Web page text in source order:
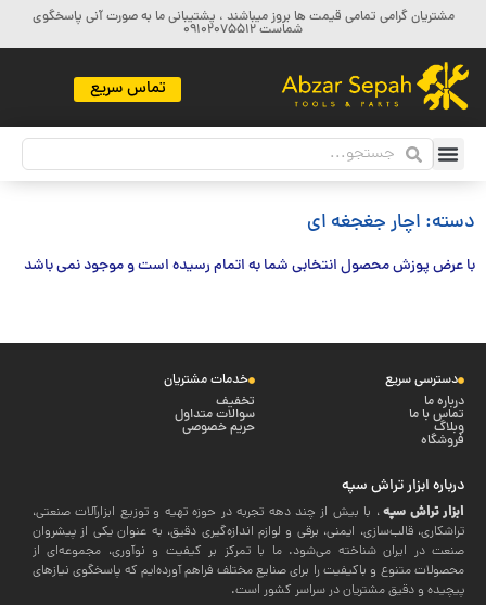
مشتریان گرامی تمامی قیمت ها بروز میباشند ، پشتیبانی ما به صورت آنی پاسخگوی
شماست 09102075512
تماس سریع
دسته: اچار جغجغه ای
با عرض پوزش محصول انتخابی شما به اتمام رسیده است و موجود نمی باشد
دسترسی سریع
درباره ما
تماس با ما
وبلاگ
فروشگاه
خدمات مشتریان
تخفیف
سوالات متداول
حریم خصوصی
درباره ابزار تراش سپه
ابزار تراش سپه، با بیش از چند دهه تجربه در حوزه تهیه و توزیع ابزارآلات صنعتی،
تراشکاری، قالب‌سازی، ایمنی، برقی و لوازم اندازه‌گیری دقیق، به عنوان یکی از پیشروان
صنعت در ایران شناخته می‌شود. ما با تمرکز بر کیفیت و نوآوری، مجموعه‌ای از
محصولات متنوع و باکیفیت را برای صنایع مختلف فراهم آورده‌ایم که پاسخگوی نیازهای
پیچیده و دقیق مشتریان در سراسر کشور است.